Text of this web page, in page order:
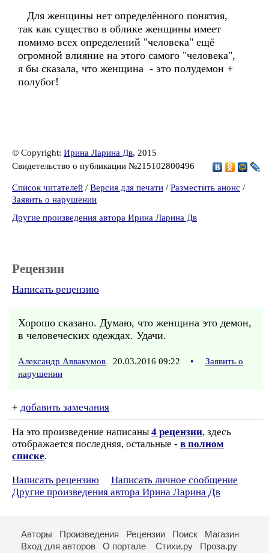
Для женщины нет определённого понятия,
так как существо в облике женщины имеет
помимо всех определений "человека" ещё
огромной влияние на этого самого "человека",
я бы сказала, что женщина - это полудемон +
полубог!
© Copyright: Ирина Ларина Дв, 2015
Свидетельство о публикации №215102800496
Список читателей / Версия для печати / Разместить анонс /
Заявить о нарушении
Другие произведения автора Ирина Ларина Дв
Рецензии
Написать рецензию
Хорошо сказано. Думаю, что женщина это демон,
в человеческих одеждах. Удачи.
Александр Аввакумов 20.03.2016 09:22 •
Заявить о
нарушении
+ добавить замечания
На это произведение написаны 4 рецензии, здесь
отображается последняя, остальные - в полном
списке.
Написать рецензию
Написать личное сообщение
Другие произведения автора Ирина Ларина Дв
Авторы Произведения Рецензии Поиск
Магазин
Вход для авторов
О портале Стихи.ру Проза.ру